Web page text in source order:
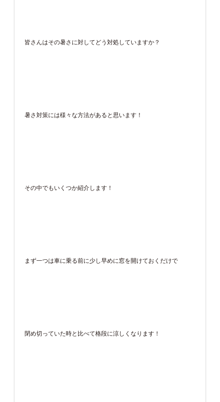
皆さんはその暑さに対してどう対処していますか？
暑さ対策には様々な方法があると思います！
その中でもいくつか紹介します！
まず一つは車に乗る前に少し早めに窓を開けておくだけで
閉め切っていた時と比べて格段に涼しくなります！